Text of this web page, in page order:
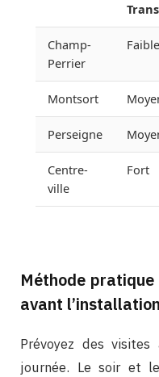
Champ-
Perrier
Faible
Montsort
Perseigne
Centre-
ville
Fort
Méthode
avant l’installation
Prévoyez des
journée. Le soir et